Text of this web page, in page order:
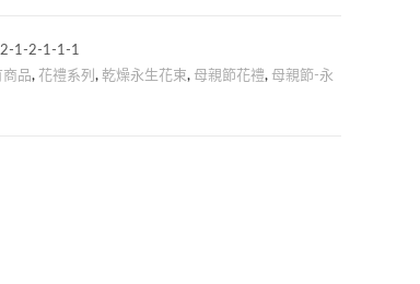
1-2-1-1-1
商品, 花禮系列,乾燥永生花束, 母親節花禮, 母親節-永